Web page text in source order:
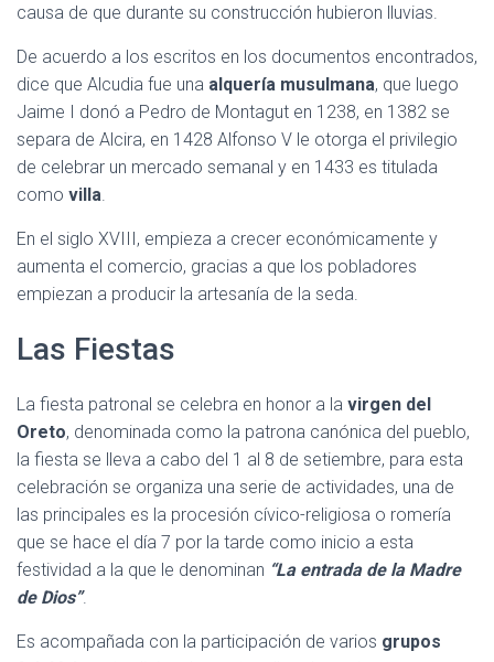
causa de que durante su construcción hubieron lluvias.
De acuerdo a los escritos en los documentos encontrados,
dice que Alcudia fue una alquería musulmana, que luego
Jaime I donó a Pedro de Montagut en 1238, en 1382 se
separa de Alcira, en 1428 Alfonso V le otorga el privilegio
de celebrar un mercado semanal y en 1433 es titulada
como villa.
En el siglo XVIII, empieza a crecer económicamente y
aumenta el comercio, gracias a que los pobladores
empiezan a producir la artesanía de la seda.
Las Fiestas
La fiesta patronal se celebra en honor a la virgen del
Oreto, denominada como la patrona canónica del pueblo,
la fiesta se lleva a cabo del 1 al 8 de setiembre, para esta
celebración se organiza una serie de actividades, una de
las principales es la procesión cívico-religiosa o romería
que se hace el día 7 por la tarde como inicio a esta
festividad a la que le denominan “La entrada de la Madre
de Dios”.
Es acompañada con la participación de varios grupos